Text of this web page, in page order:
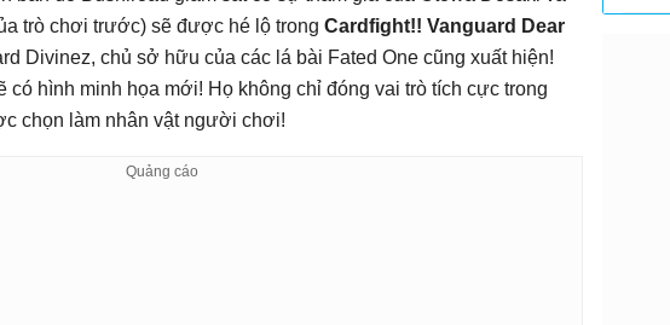
trò chơi trước) sẽ được hé lộ trong Cardfight!! Vanguard Dear
Divinez, chủ sở hữu của các lá bài Fated One cũng xuất hiện!
hình minh họa mới! Họ không chỉ đóng vai trò tích cực trong
chọn làm nhân vật người chơi!